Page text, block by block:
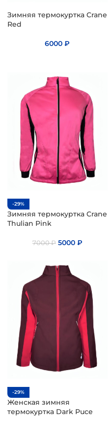
Зимняя термокуртка Crane
Red
6000₽
-29%
Зимняя термокуртка Crane
Thulian Pink
7000₽ 5000 ₽
-29%
Женская зимняя
термокуртка Dark Puce